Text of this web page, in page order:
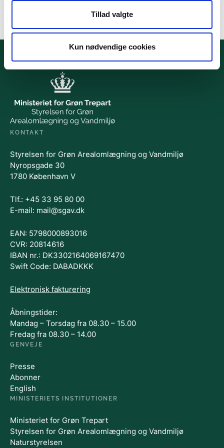
Tillad valgte
Kun nødvendige cookies
KONTAKT
Styrelsen for Grøn Arealomlægning og Vandmiljø
Nyropsgade 30
1780 København V
Tlf.: +45 33 95 80 00
E-mail: mail@sgav.dk
EAN: 5798000893016
CVR: 20814616
IBAN nr.: DK3302164069167470
Swift Code: DABADKKK
Elektronisk fakturering
Åbningstider:
Mandag – Torsdag fra 08.30 – 15.00
Fredag fra 08.30 – 14.00
GENVEJE
Presse
Abonner
English
MINISTERIETS INSTITUTIONER
Ministeriet for Grøn Trepart
Styrelsen for Grøn Arealomlægning og Vandmiljø
Naturstyrelsen